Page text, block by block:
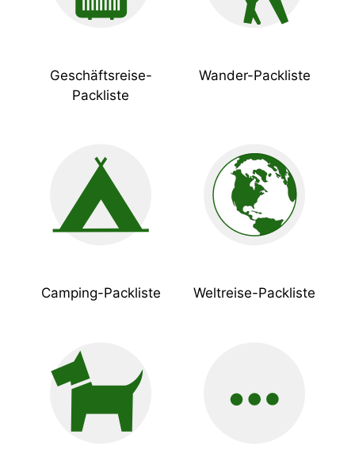
Geschäftsreise-
Packliste
Wander-Packliste
Camping-Packliste Weltreise-Packliste